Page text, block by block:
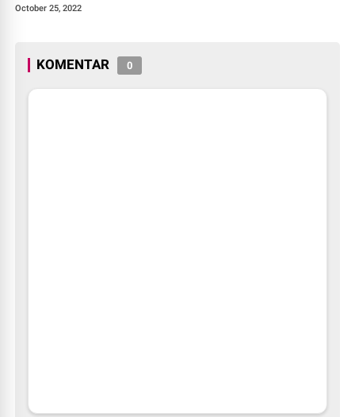
Banyak Kecamatan Lembang
October 25, 2022
KOMENTAR 0